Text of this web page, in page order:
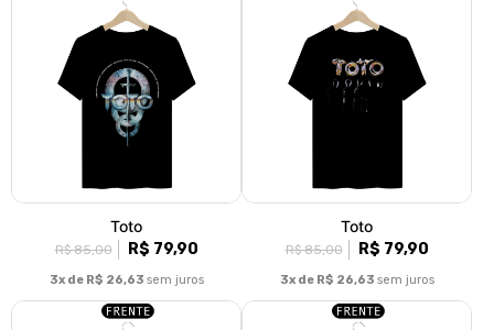
Toto
R$ 85,00 R$ 79,90
3x de R$ 26,63 sem juros
Toto
R$ 85,00 R$ 79,90
3x de R$ 26,63 sem juros